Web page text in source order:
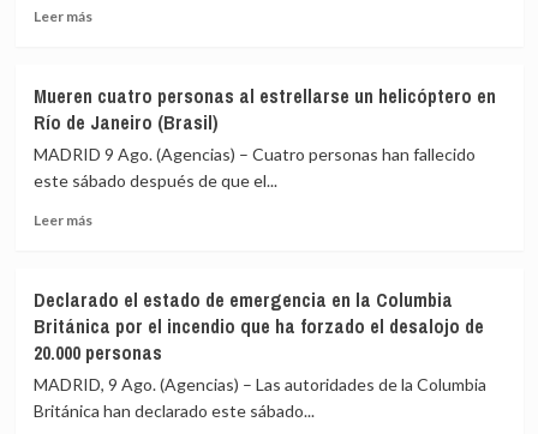
en
dos
autobuses
en
sur
de
Leer másLeer
Saudí
aplaude
la
condena
la
ataques
hutíes
y
exige
para
Mueren cuatro personas al estrellarse un helicóptero en
Río de Janeiro (Brasil)
MADRID 9 Ago. (Agencias) – Cuatro personas han fallecido
este sábado después de que el...
Leer másLeer
cuatro
personas
al
estrellarse
un
helicóptero
Declarado el estado de emergencia en la Columbia
Británica por el incendio que ha forzado el desalojo de
20.000 personas
MADRID, 9 Ago. (Agencias) – Las autoridades de la Columbia
Británica han declarado este sábado...